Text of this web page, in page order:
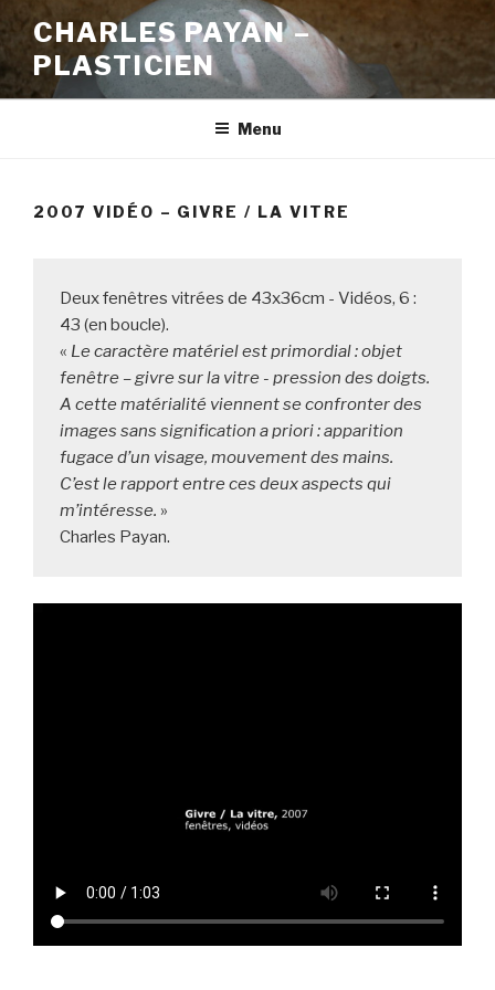
au
contenu
principal
CHARLES PAYAN –
PLASTICIEN
Menu
2007 VIDÉO – GIVRE / LA VITRE
Deux fenêtres vitrées de 43x36cm - Vidéos, 6 :
43 (en boucle).
« Le caractère matériel est primordial : objet
fenêtre – givre sur la vitre - pression des doigts.
A cette matérialité viennent se confronter des
images sans signification a priori : apparition
fugace d’un visage, mouvement des mains.
C’est le rapport entre ces deux aspects qui
m’intéresse. »
Charles Payan.